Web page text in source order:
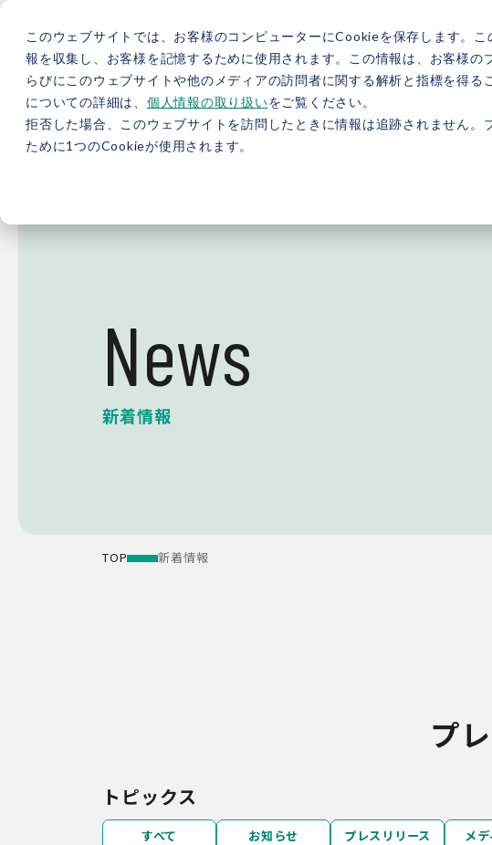
このウェブサイトでは、お客様のコンピューターにCookieを保存します。
報を収集し、お客様を記憶するために使用されます。この情報は、お客様
らびにこのウェブサイトや他のメディアの訪問者に関する解析と指標を得
についての詳細は、 個人情報の取り扱いをご覧ください。
拒否した場合、このウェブサイトを訪問したときに情報は追跡されません
ために1つのCookieが使用されます。
5分で分かるバイウィル カーボンニュートラル総研 サービス紹介
News
新着情報
TOP 新着情報
プ
トピックス
すべて お知らせ プレスリリース メ